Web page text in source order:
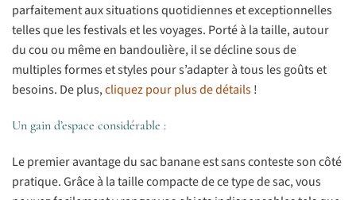
parfaitement aux situations quotidiennes et exceptionnelles
telles que les festivals et les voyages. Porté à la taille, autour
du cou ou même en bandoulière, il se décline sous de
multiples formes et styles pour s’adapter à tous les goûts et
besoins. De plus,cliquez pour plus de détails!
Un gain d’espace considérable :
Le premier avantage du sac banane est sans conteste son côté
pratique. Grâce à la taille compacte de ce type de sac, vous